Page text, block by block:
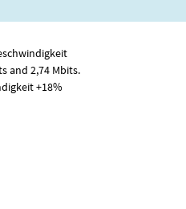
and 2,74 Mbits.
+18%